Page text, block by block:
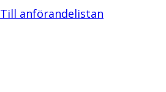
Till anförandelistan